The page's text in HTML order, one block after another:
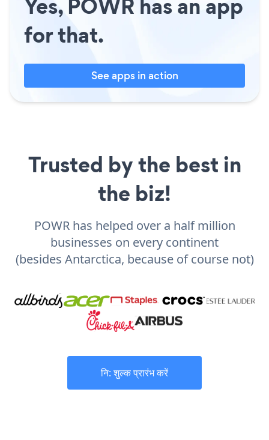
Yes, POWR has an app
for that.
See apps in action
Trusted by the best in
the biz!
POWR has helped over a half million
businesses on every continent
(besides Antarctica, because of course not)
नि: शुल्क प्रारंभ करें